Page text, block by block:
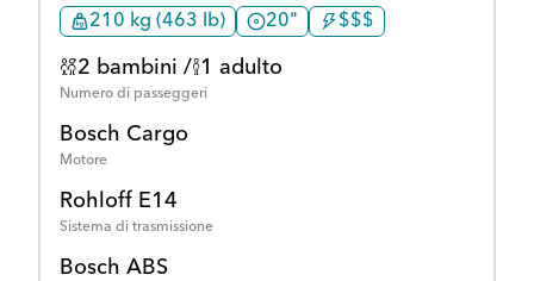
210 kg (463 lb) 20" $$$
2 bambini / 1 adulto
Numero di passeggeri
Bosch Cargo
Motore
Rohloff E14
Sistema di trasmissione
Bosch ABS